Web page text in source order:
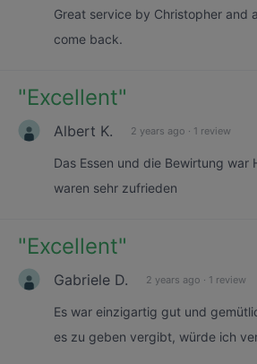
Great service by Christopher and
come back.
"Excellent"
Albert K. 2 years ago · 1 review
Das Essen und die Bewirtung war
waren sehr zufrieden
"Excellent"
Gabriele D. 2 years ago · 1 review
Es war einzigartig gut und
es zu geben vergibt, würde ich